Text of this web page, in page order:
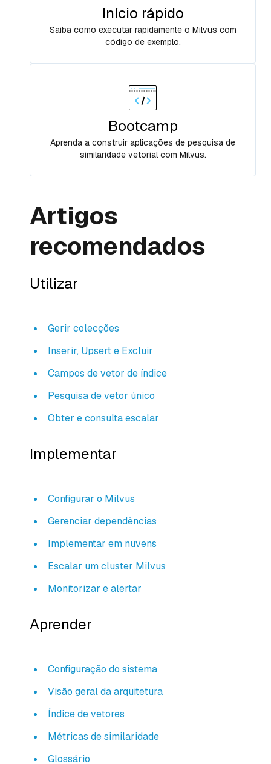
Início rápido
Saiba como executar rapidamente o Milvus com
código de exemplo.
Bootcamp
Aprenda a construir aplicações de pesquisa de
similaridade vetorial com Milvus.
Artigos
recomendados
Utilizar
Gerir colecções
Inserir, Upsert e Excluir
Campos de vetor de índice
Pesquisa de vetor único
Obter e consulta escalar
Implementar
Configurar o Milvus
Gerenciar dependências
Implementar em nuvens
Escalar um cluster Milvus
Monitorizar e alertar
Aprender
Configuração do sistema
Visão geral da arquitetura
Índice de vetores
Métricas de similaridade
Glossário